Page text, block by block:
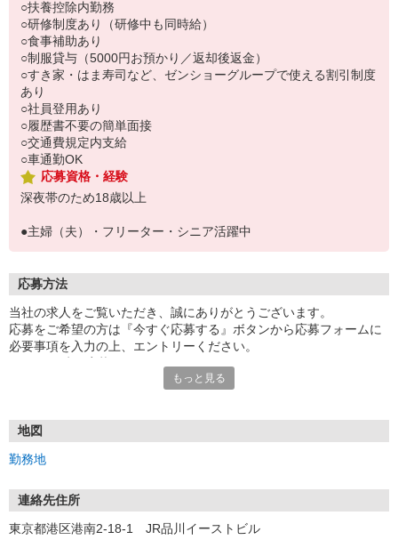
○扶養控除内勤務
○研修制度あり（研修中も同時給）
○食事補助あり
○制服貸与（5000円お預かり／返却後返金）
○すき家・はま寿司など、ゼンショーグループで使える割引制度
あり
○社員登用あり
○履歴書不要の簡単面接
○交通費規定内支給
○車通勤OK
応募資格・経験
深夜帯のため18歳以上
●主婦（夫）・フリーター・シニア活躍中
応募方法
当社の求人をご覧いただき、誠にありがとうございます。
応募をご希望の方は『今すぐ応募する』ボタンから応募フォームに
必要事項を入力の上、エントリーください。
号」など
もっと見る
地図
勤務地
連絡先住所
東京都港区港南2-18-1 JR品川イーストビル